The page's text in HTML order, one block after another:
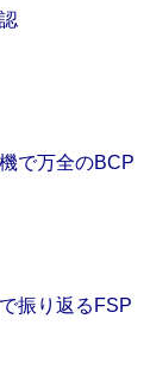
で万全のBCP
振り返るFSP